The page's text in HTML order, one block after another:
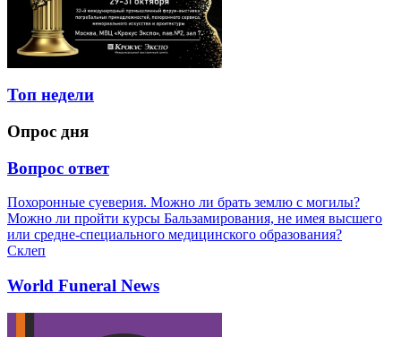
Топ недели
Опрос дня
Вопрос ответ
Похоронные суеверия. Можно ли брать землю с могилы?
Можно ли пройти курсы Бальзамирования, не имея высшего
или средне-специального медицинского образования?
Склеп
World Funeral News